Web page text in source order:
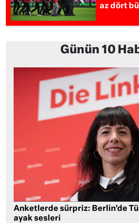
az dört
Günün 10
Anketlerde sürpriz: Berlin’de
ayak sesleri